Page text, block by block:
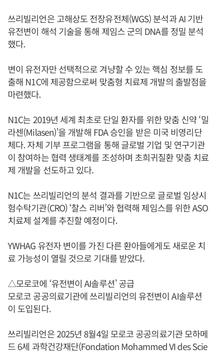
쓰리빌리언은 고해상도 전장유전체(WGS) 분석과 AI 기반
유전변이 해석 기술을 통해 제임스 군의 DNA를 정밀 분석
했다.
변이 유전자만 선택적으로 겨냥할 수 있는 핵심 정보를 도
출해 N1C에 제공함으로써 맞춤형 치료제 개발의 출발점을
마련했다.
N1C는 2019년 세계 최초로 단일 환자를 위한 맞춤 신약 ‘밀
라센(Milasen)’을 개발해 FDA 승인을 받은 미국 비영리단
체다. 자체 기부 프로그램을 통해 글로벌 기업 및 연구기관
이 참여하는 협력 생태계를 조성하며 초희귀질환 맞춤 치료
제 개발을 선도하고 있다.
N1C는 쓰리빌리언의 분석 결과를 기반으로 글로벌 임상시
험수탁기관(CRO) ‘찰스 리버’와 협력해 제임스를 위한 ASO
치료제 설계를 추진할 예정이다.
YWHAG 유전자 변이를 가진 다른 환아들에게도 새로운 치
료 가능성이 열릴 것으로 기대를 받았다.
△모로코에 ‘유전변이 AI솔루션’ 공급
모로코 공공의료기관에 쓰리빌리언의 유전변이 AI솔루션
이 도입된다.
쓰리빌리언은 2025년 8월4일 모로코 공공의료기관 모하메
드 6세 과학건강재단(Fondation Mohammed VI des Scie